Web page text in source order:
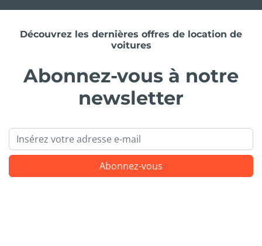
Découvrez les dernières offres de location de
voitures
Abonnez-vous à notre
newsletter
Email
Abonnez-vous